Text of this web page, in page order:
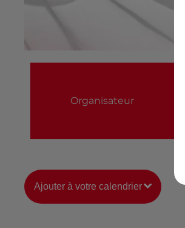
Organisateur
Ajouter à votre calendrier